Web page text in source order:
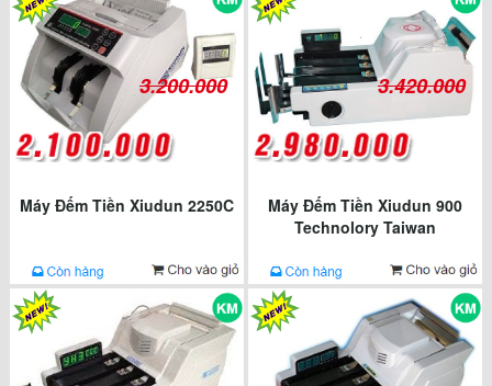
3.200.000
Máy Đếm Tiền Xiudun 2250C
3.420.000
Máy Đếm Tiền Xiudun 900
Technolory Taiwan